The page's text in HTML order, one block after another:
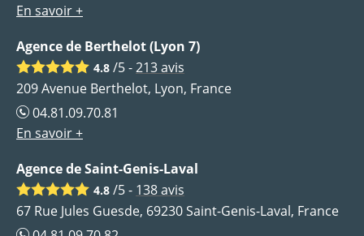
En savoir +
Agence de Berthelot (Lyon 7)
4.8 /5 -213avis
209 Avenue Berthelot, Lyon, France
04.81.09.70.81
En savoir +
Agence de Saint-Genis-Laval
4.8 /5 - 138avis
67 Rue Jules Guesde, 69230 Saint-Genis-Laval, France